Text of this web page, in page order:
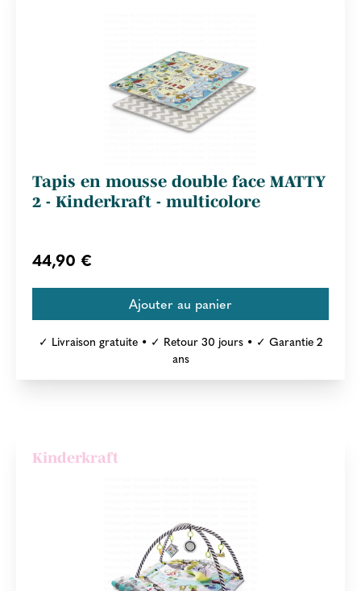
Tapis en mousse double face MATTY
2 - Kinderkraft - multicolore
44,90 €
✓ Livraison gratuite • ✓ Retour 30 jours • ✓ Garantie 2
ans
Kinderkraft